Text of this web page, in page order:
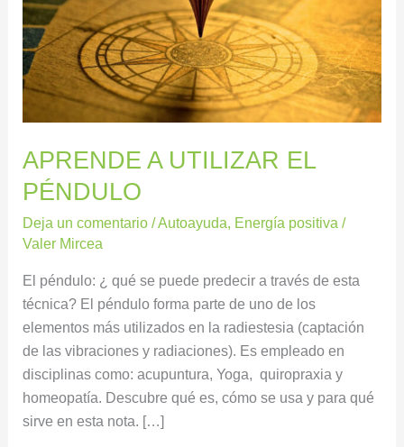
APRENDE A UTILIZAR EL
PÉNDULO
Deja un comentario /Autoayuda, Energía positiva /
Valer Mircea
El péndulo: ¿ qué se puede predecir a través de esta
técnica? El péndulo forma parte de uno de los
elementos más utilizados en la radiestesia (captación
de las vibraciones y radiaciones). Es empleado en
disciplinas como: acupuntura, Yoga, quiropraxia y
homeopatía. Descubre qué es, cómo se usa y para qué
sirve en esta nota. […]